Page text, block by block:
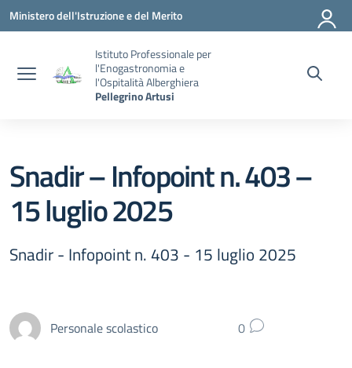
Vai ai contenuti
Vai al menu di navigazione
Vai al footer
Ministero dell'Istruzione e del Merito
Istituto Professionale per
l'Enogastronomia e
l'Ospitalità Alberghiera
Pellegrino Artusi
Snadir – Infopoint n. 403 –
15 luglio 2025
Snadir - Infopoint n. 403 - 15 luglio 2025
Personale scolastico 0